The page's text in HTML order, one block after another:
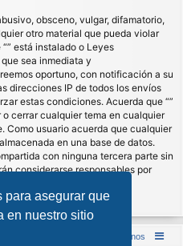
para asegurar que
en nuestro sitio
obsceno, vulgar, difamatorio,
otro material que pueda violar
está instalado o Leyes
sea inmediata y
oportuno, con notificación a su
direcciones IP de todos los envíos
estas condiciones. Acuerda que “”
cerrar cualquier tema en cualquier
Como usuario acuerda que cualquier
en una base de datos.
con ninguna tercera parte sin
considerarse responsables por
Contáctenos